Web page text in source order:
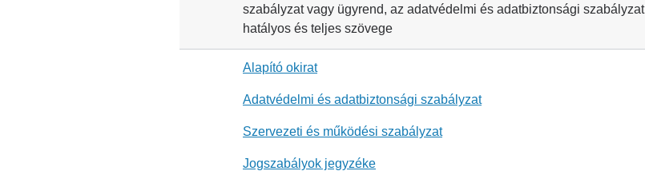
szabályzat vagy ügyrend, az adatvédelmi és adatbiztonsági szabályzat
hatályos és teljes szövege
Alapító okirat
Adatvédelmi és adatbiztonsági szabályzat
Szervezeti és működési szabályzat
Jogszabályok jegyzéke